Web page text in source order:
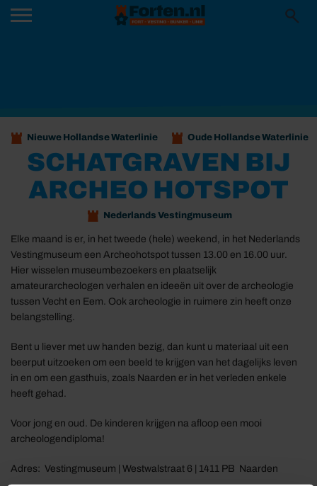
Nieuwe Hollandse Waterlinie Oude Hollandse Waterlinie
SCHATGRAVEN BIJ
ARCHEO HOTSPOT
Nederlands Vestingmuseum
Elke maand is er, in het tweede (hele) weekend, in het Nederlands
Vestingmuseum een Archeohotspot tussen 13.00 en 16.00 uur.
Hier wisselen museumbezoekers en plaatselijk
amateurarcheologen verhalen en ideeën uit over de archeologie
tussen Vecht en Eem. Ook archeologie in ruimere zin heeft onze
belangstelling.
Bent u liever met uw handen bezig, dan kunt u materiaal uit een
beerput uitzoeken om een beeld te krijgen van het dagelijks leven
in en om een gasthuis, zoals Naarden er in het verleden enkele
heeft gehad.
Voor jong en oud. De kinderen krijgen na afloop een mooi
archeologendiploma!
Adres: Vestingmuseum | Westwalstraat 6 | 1411 PB Naarden